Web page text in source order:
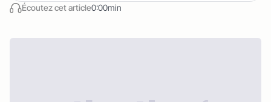
Écoutez cet article0:00min